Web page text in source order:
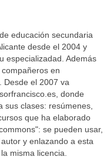
educación secundaria
desde el 2004 y
especializadad. Además
en
Desde el 2007 va
donde
clases: resúmenes,
que ha elaborado
se pueden usar,
y enlazando a esta
misma licencia.